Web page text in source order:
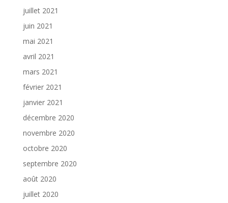
juillet 2021
juin 2021
mai 2021
avril 2021
mars 2021
février 2021
janvier 2021
décembre 2020
novembre 2020
octobre 2020
septembre 2020
août 2020
juillet 2020